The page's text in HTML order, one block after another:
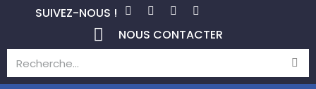
SUIVEZ-NOUS !
NOUS CONTACTER